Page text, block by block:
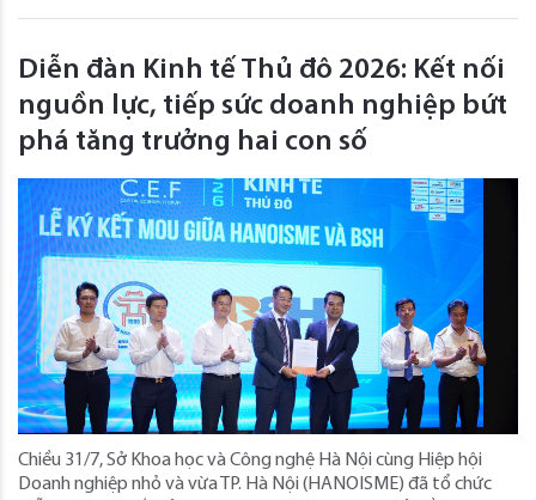
Diễn đàn Kinh tế Thủ đô 2026: Kết nối
nguồn lực, tiếp sức doanh nghiệp bứt
phá tăng trưởng hai con số
Chiều 31/7, Sở Khoa học và Công nghệ Hà Nội cùng Hiệp hội
Doanh nghiệp nhỏ và vừa TP. Hà Nội (HANOISME) đã tổ chức